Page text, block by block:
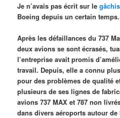
Je n’avais pas écrit sur legâchis
Boeing depuis un certain temps.
Après les défaillances du 737
deux avions se sont écrasés,
l’entreprise avait promis
travail. Depuis, elle a connu
pour des problèmes de qualité
plusieurs de ses lignes de
avions 737 MAX et 787 non
dans divers aéroports autour de